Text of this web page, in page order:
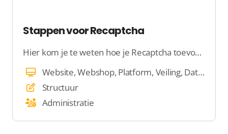
Stappen voor Recaptcha
Hier kom je te weten hoe je Recaptcha toevoegt
Website, Webshop, Platform, Veiling, Dating
Structuur
Administratie